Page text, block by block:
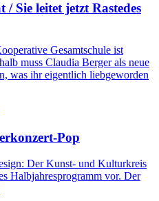
Sie leitet jetzt Rastedes
Gesamtschule ist
muss Claudia Berger als neue
was ihr eigentlich liebgeworden
Pop
Der Kunst- und Kulturkreis
Halbjahresprogramm vor. Der